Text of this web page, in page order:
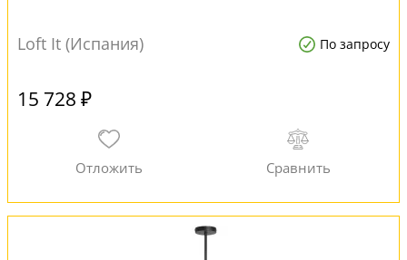
Loft It (Испания) По запросу
15 728 ₽